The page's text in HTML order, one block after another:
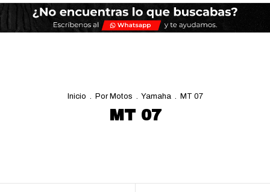
Inicio . Por Motos . Yamaha . MT 07
MT 07